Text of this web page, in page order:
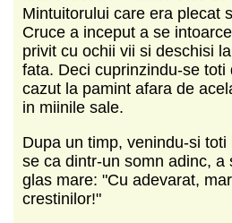
Mintuitorului care era plecat
Cruce a inceput a se
privit cu ochii vii si deschisi
fata. Deci cuprinzindu-se toti
cazut la pamint afara de
in miinile sale.
Dupa un timp, venindu-si
se ca dintr-un somn adinc, a
glas mare: "Cu adevarat,
crestinilor!"